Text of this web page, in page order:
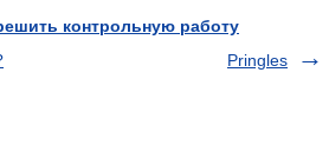
контрольную работу
Pringles